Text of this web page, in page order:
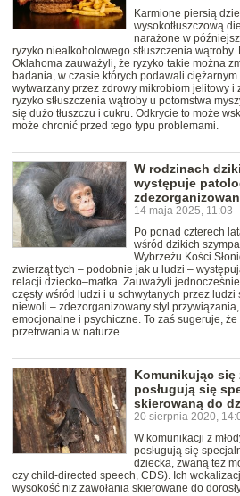
Karmione piersią
wysokotłuszczową
narażone w
ryzyko niealkoholowego stłuszczenia
Oklahoma zauważyli, że ryzyko takie można
badania, w czasie których podawali
wytwarzany przez zdrowy mikrobiom jelitowy i
ryzyko stłuszczenia wątroby u potomstwa
się dużo tłuszczu i cukru. Odkrycie to może
może chronić przed tego typu problemami.
W rodzinach
występuje
14 maja 2025, 11:03
Po ponad czterech
wśród dzikich
Wybrzeżu Kości
zwierząt tych – podobnie jak u ludzi –
relacji dziecko–matka. Zauważyli
częsty wśród ludzi i u schwytanych przez
niewoli – zdezorganizowany styl
emocjonalne i psychiczne. To zaś sugeruje,
przetrwania w naturze.
Komunikując się
posługują się
skierowaną do
20 sierpnia 2020,
W komunikacji z
posługują się
dziecka, zwaną też
czy child-directed speech, CDS). Ich
wysokość niż zawołania skierowane do